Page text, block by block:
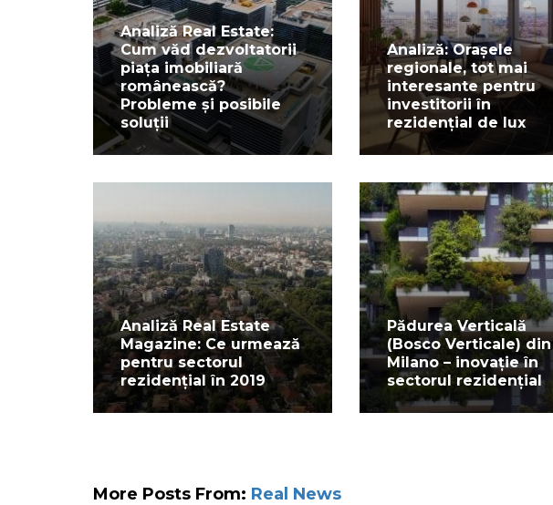
Analiză Real Estate:
Cum văd dezvoltatorii
piața imobiliară
românească?
Probleme și posibile
soluții
Analiză: Orașele
regionale, tot mai
interesante pentru
investitorii în
rezidențial de lux
Analiză Real Estate
Magazine: Ce urmează
pentru sectorul
rezidențial în 2019
Pădurea Verticală
(Bosco Verticale) din
Milano – inovație în
sectorul rezidențial
More Posts From: Real News